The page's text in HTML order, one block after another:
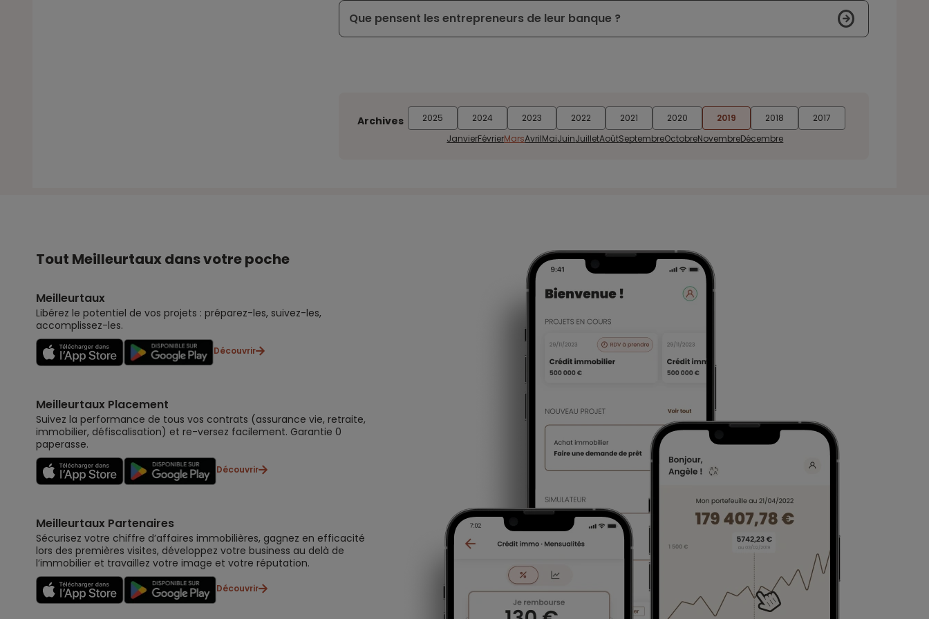
Que pensent les entrepreneurs de leur banque ?
Archives 2025 2024 2023 2022 2021 2020 2019 2018
2017
JanvierFévrierMarsAvrilMaiJuinJuilletAoûtSeptembreOctobreNovembreDécembre
Tout Meilleurtaux dans votre poche
Meilleurtaux
Libérez le potentiel de vos projets : préparez-les, suivez-les,
accomplissez-les.
Découvrir
Meilleurtaux Placement
Suivez la performance de tous vos contrats (assurance vie, retraite,
immobilier, défiscalisation) et re-versez facilement. Garantie 0
paperasse.
Découvrir
Meilleurtaux Partenaires
Sécurisez votre chiffre d’affaires immobilières, gagnez en efficacité
lors des premières visites, développez votre business au delà de
l’immobilier et travaillez votre image et votre réputation.
Découvrir